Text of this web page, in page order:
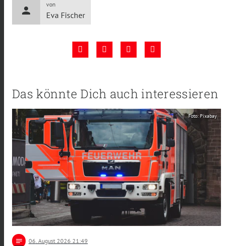
person
von
Eva Fischer
Das könnte Dich auch interessieren
Foto: Pixabay
notes 06. August 2026 21:49